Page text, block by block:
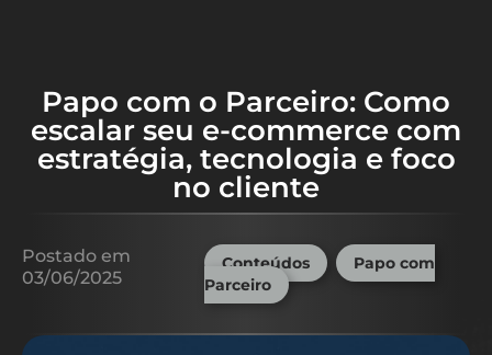
Papo com o Parceiro: Como
escalar seu e-commerce com
estratégia, tecnologia e foco
no cliente
Postado em
03/06/2025
Conteúdos ,
Papo com
Parceiro